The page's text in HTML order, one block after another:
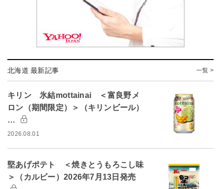
北海道 最新記事 一覧 >
キリン 氷結mottainai ＜富良野メ
ロン（期間限定）＞（キリンビール）
…
2026.08.01
堅あげポテト ＜焼きとうもろこし味
＞（カルビー）2026年7月13日発売